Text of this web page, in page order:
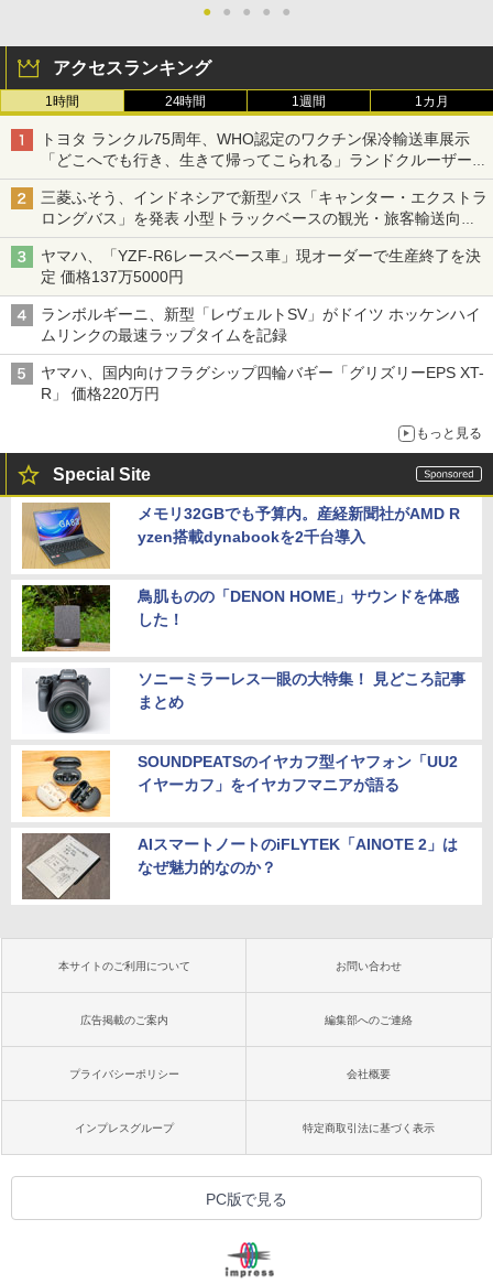
● ● ● ● ●
アクセスランキング
1時間 24時間 1週間 1カ月
トヨタ ランクル75周年、WHO認定のワクチン保冷輸送車展示
「どこへでも行き、生きて帰ってこられる」ランドクルーザーで
命をつなぐ
三菱ふそう、インドネシアで新型バス「キャンター・エクストラ
ロングバス」を発表 小型トラックベースの観光・旅客輸送向け
バス
ヤマハ、「YZF-R6レースベース車」現オーダーで生産終了を決
定 価格137万5000円
ランボルギーニ、新型「レヴェルトSV」がドイツ ホッケンハイ
ムリンクの最速ラップタイムを記録
ヤマハ、国内向けフラグシップ四輪バギー「グリズリーEPS XT-
R」 価格220万円
もっと見る
Special Site
メモリ32GBでも予算内。産経新聞社がAMD R
yzen搭載dynabookを2千台導入
鳥肌ものの「DENON HOME」サウンドを体感
した！
ソニーミラーレス一眼の大特集！ 見どころ記事
まとめ
SOUNDPEATSのイヤカフ型イヤフォン「UU2
イヤーカフ」をイヤカフマニアが語る
AIスマートノートのiFLYTEK「AINOTE 2」は
なぜ魅力的なのか？
本サイトのご利用について お問い合わせ
広告掲載のご案内 編集部へのご連絡
プライバシーポリシー 会社概要
インプレスグループ 特定商取引法に基づく表示
PC版で見る